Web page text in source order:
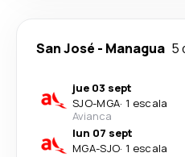
San José - Managua 5
jue 03 sept
SJO-MGA· 1 escala
Avianca
lun 07 sept
MGA-SJO· 1 escala